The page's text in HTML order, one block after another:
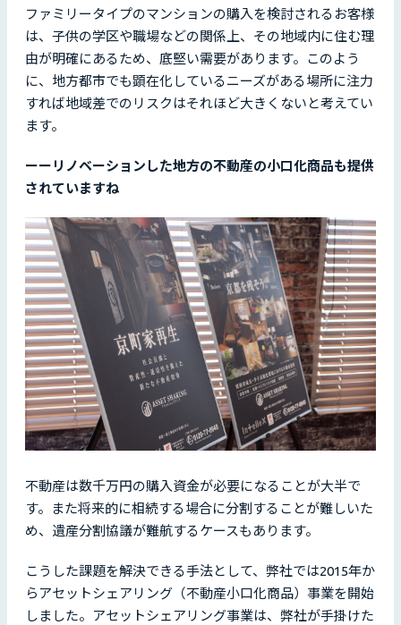
ファミリータイプのマンションの購入を検討されるお客様
は、子供の学区や職場などの関係上、その地域内に住む理
由が明確にあるため、底堅い需要があります。このよう
に、地方都市でも顕在化しているニーズがある場所に注力
すれば地域差でのリスクはそれほど大きくないと考えてい
ます。
ーーリノベーションした地方の不動産の小口化商品も提供
されていますね
不動産は数千万円の購入資金が必要になることが大半で
す。また将来的に相続する場合に分割することが難しいた
め、遺産分割協議が難航するケースもあります。
こうした課題を解決できる手法として、弊社では2015年か
らアセットシェアリング（不動産小口化商品）事業を開始
しました。アセットシェアリング事業は、弊社が手掛けた